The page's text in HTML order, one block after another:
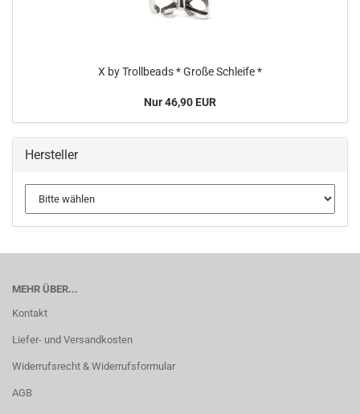
X by Trollbeads * Große Schleife *
Nur 46,90 EUR
Hersteller
MEHR ÜBER...
Kontakt
Liefer- und Versandkosten
Widerrufsrecht & Widerrufsformular
AGB